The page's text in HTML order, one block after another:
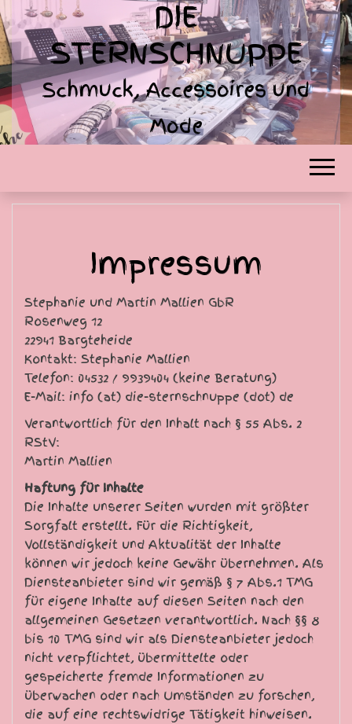
DIE
STERNSCHNUPPE
Schmuck, Accessoires und
Mode
Impressum
Stephanie und Martin Mallien GbR
Rosenweg 12
22941 Bargteheide
Kontakt: Stephanie Mallien
Telefon: 04532 / 9939404 (keine Beratung)
E-Mail: info (at) die-sternschnuppe (dot) de
Verantwortlich für den Inhalt nach § 55 Abs. 2
RStV:
Martin Mallien
Haftung für Inhalte
Die Inhalte unserer Seiten wurden mit größter
Sorgfalt erstellt. Für die Richtigkeit,
Vollständigkeit und Aktualität der Inhalte
können wir jedoch keine Gewähr übernehmen. Als
Diensteanbieter sind wir gemäß § 7 Abs.1 TMG
für eigene Inhalte auf diesen Seiten nach den
allgemeinen Gesetzen verantwortlich. Nach §§ 8
bis 10 TMG sind wir als Diensteanbieter jedoch
nicht verpflichtet, übermittelte oder
gespeicherte fremde Informationen zu
überwachen oder nach Umständen zu forschen,
die auf eine rechtswidrige Tätigkeit hinweisen.